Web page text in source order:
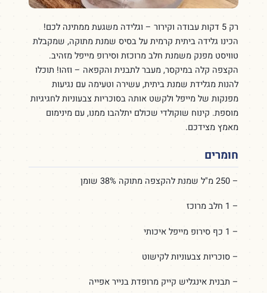
רק 5 דקות עבודה וקירור – וגלידה משגעת ממתינה לכם!
הכינו גלידה ביתית קרמית על בסיס שמנת מתוקה, שמקבלת
טוויסט מפנק משמנת חלב מרוכזת וסירופ מייפל מזהיב.
הקצפה קלה במיקסר, מעבר לתבנית והקפאה – וזהו! תוכלו
להנות מגלידת שמנת ביתית, עשירה וטעימה עם נגיעות
מפנקות של מייפל ולקשט אותה בסוכריות צבעוניות לחגיגיות
מוספת. קינוח שוקולדי שכולם יתלהבו ממנו, עם מינימום
מאמץ מצידכם.
חומרים
– 250 מ"ל שמנת להקצפה מתוקה 38% שומן
– 1 חלב מרוכז
– 1 כף סירופ מייפל איכותי
– סוכריות צבעוניות לקישוט
– תבנית אינגליש קייק מרופדת בנייר אפייה